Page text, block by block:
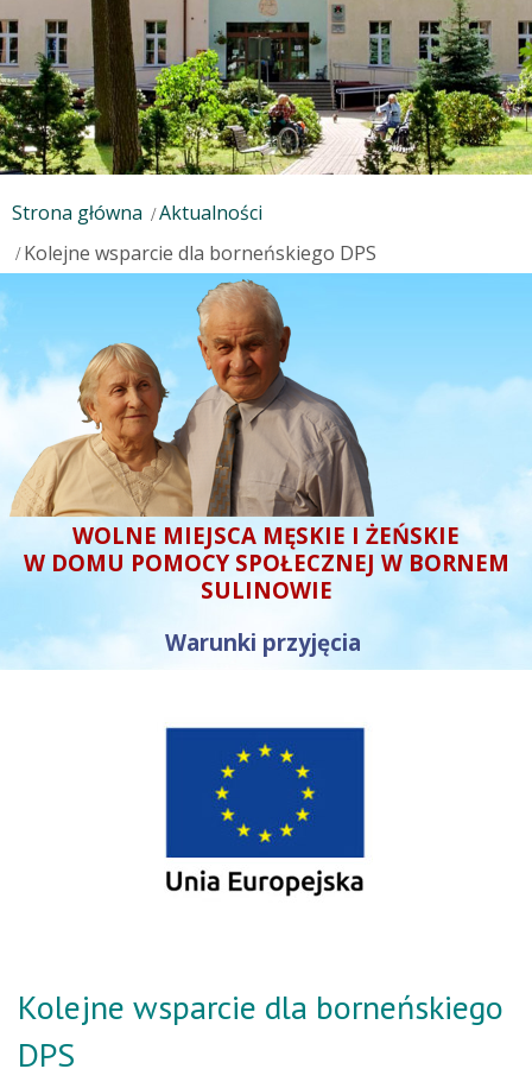
Strona główna
Aktualności
Kolejne wsparcie dla borneńskiego DPS
WOLNE MIEJSCA MĘSKIE I ŻEŃSKIE
W DOMU POMOCY SPOŁECZNEJ W BORNEM
SULINOWIE
Warunki przyjęcia
Kolejne wsparcie dla borneńskiego
DPS